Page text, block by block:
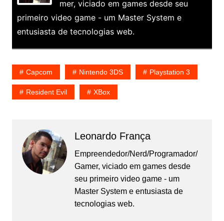
mer, viciado em games desde seu
primeiro video game - um Master System e
entusiasta de tecnologias web.
Capcom Nintendo 3DS Playstation 3
Resident Evil XBox
Leonardo França
Empreendedor/Nerd/Programador/
Gamer, viciado em games desde
seu primeiro video game - um
Master System e entusiasta de
tecnologias web.